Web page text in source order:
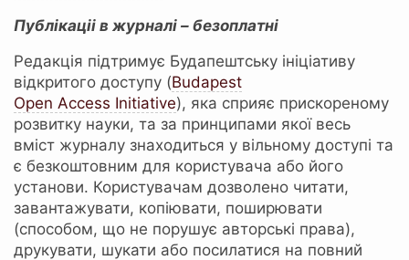
Публікаціі в журналі – безоплатні
Редакція підтримує Будапештську ініціативу
відкритого доступу (Budapest
Open Access Initiative), яка сприяє прискореному
розвитку науки, та за принципами якої весь
вміст журналу знаходиться у вільному доступі та
є безкоштовним для користувача або його
установи. Користувачам дозволено читати,
завантажувати, копіювати, поширювати
(способом, що не порушує авторські права),
друкувати, шукати або посилатися на повний